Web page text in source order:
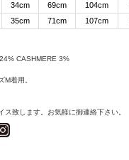
34cm 69cm 104cm
35cm 71cm 107cm
CASHMERE 3%
M着用。
致します。お気軽に御連絡下さい。